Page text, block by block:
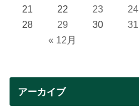
« 12月
21
22 23 24
28
29 30 31
アーカイブ